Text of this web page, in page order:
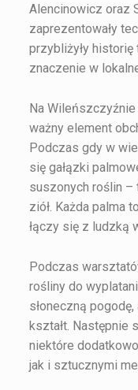
Alencinowicz oraz
zaprezentowały
przybliżyły historię
znaczenie w
Na
ważny element
Podczas gdy w
się gałązki
suszonych roślin –
ziół. Każda palma
łączy się z ludzką
Podczas
rośliny do
słoneczną
kształt. Następnie
niektóre
jak i sztucznymi